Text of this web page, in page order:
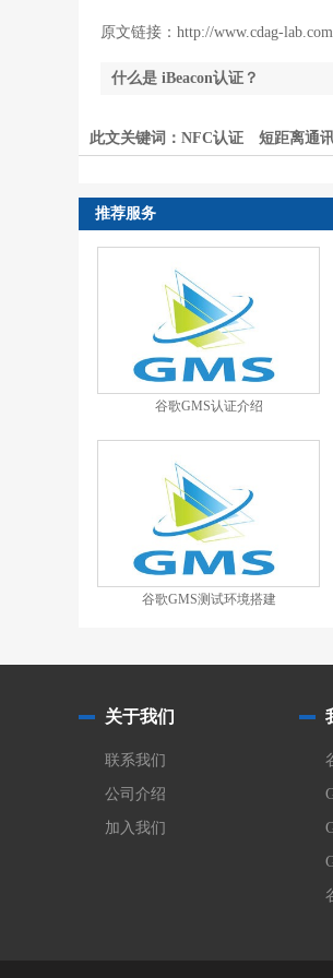
原文链接： http://www.cdag-
什么是 iBeacon认证？
此文关键词： NFC认证 短距离通
推荐服务
谷歌GMS认证介绍
谷歌GMS测试环境搭建
关于我们
联系我们
公司介绍
加入我们